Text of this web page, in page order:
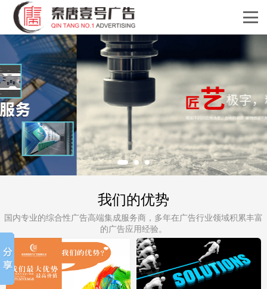
我们的优势
国内专业的综合性广告高端集成服务商，多年在广告行业领域积累丰富
的广告应用经验。